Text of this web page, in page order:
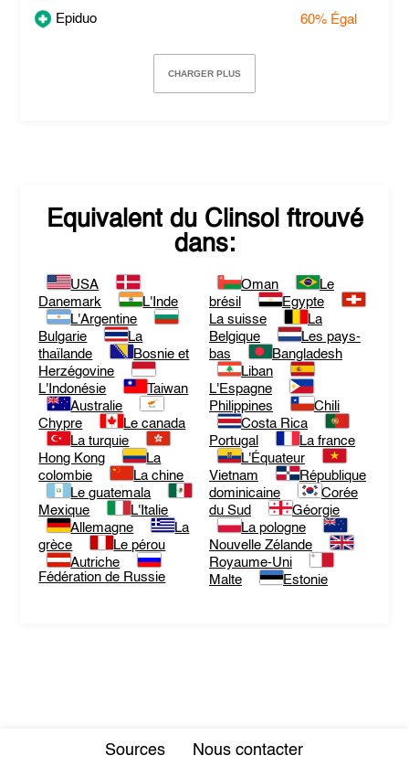
Epiduo 60% Égal
CHARGER PLUS
Equivalent du Clinsol ftrouvé
dans:
USA
Danemark
L'Inde
L'Argentine
Bulgarie
La
thaïlande
Bosnie et
Herzégovine
L'Indonésie
Taiwan
Australie
Chypre
Le canada
La turquie
Hong Kong
La
colombie
La chine
Le guatemala
Mexique
L'Italie
Allemagne
La
grèce
Le pérou
Autriche
Fédération de Russie
Oman
Le
brésil
Egypte
La suisse
La
Belgique
Les pays-
bas
Bangladesh
Liban
L'Espagne
Philippines
Chili
Costa Rica
Portugal
La france
L'Équateur
Vietnam
République
dominicaine
Corée
du Sud
Géorgie
La pologne
Nouvelle Zélande
Royaume-Uni
Malte
Estonie
Sources Nous contacter